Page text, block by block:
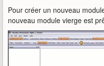
Pour créer un nouveau
nouveau module vierge est